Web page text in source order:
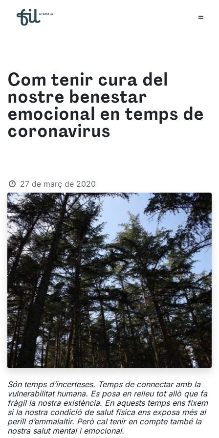
Com tenir cura del
nostre benestar
emocional en temps de
coronavirus
27 de març de 2020
Són temps d’incerteses. Temps de connectar amb la
vulnerabilitat humana. Es posa en relleu tot allò que fa
fràgil la nostra existència. En aquests temps ens fixem
si la nostra condició de salut física ens exposa més al
perill d’emmalaltir. Però cal tenir en compte també la
nostra salut mental i emocional.